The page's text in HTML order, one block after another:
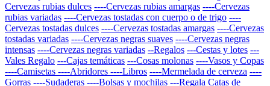
Cervezas rubias dulces ----Cervezas rubias amargas ----Cervezas
rubias variadas ----Cervezas tostadas con cuerpo o de trigo ----
Cervezas tostadas dulces ----Cervezas tostadas amargas ----Cervezas
tostadas variadas ----Cervezas negras suaves ----Cervezas negras
intensas ----Cervezas negras variadas --Regalos ---Cestas y lotes ---
Vales Regalo ---Cajas temáticas ---Cosas molonas ----Vasos y Copas
----Camisetas ----Abridores ----Libros ----Mermelada de cerveza ----
Gorras ----Sudaderas ----Bolsas y mochilas ---Regala Catas de